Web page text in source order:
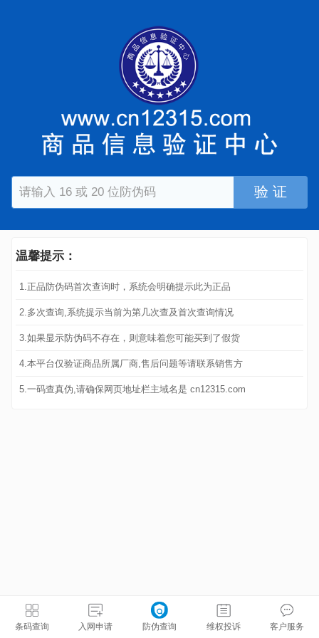
验 证
温馨提示：
1.正品防伪码首次查询时，系统会明确提示此为正品
2.多次查询,系统提示当前为第几次查及首次查询情况
3.如果显示防伪码不存在，则意味着您可能买到了假货
4.本平台仅验证商品所属厂商,售后问题等请联系销售方
5.一码查真伪,请确保网页地址栏主域名是 cn12315.com
条码查询 入网申请 防伪查询 维权投诉 客户服务